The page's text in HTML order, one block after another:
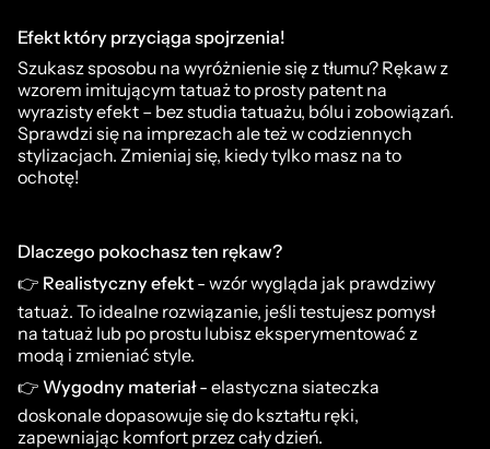
Efekt który przyciąga spojrzenia!
Szukasz sposobu na wyróżnienie się z tłumu? Rękaw z
wzorem imitującym tatuaż to prosty patent na
wyrazisty efekt – bez studia tatuażu, bólu i zobowiązań.
Sprawdzi się na imprezach ale też w codziennych
stylizacjach. Zmieniaj się, kiedy tylko masz na to
ochotę!
Dlaczego pokochasz ten rękaw?
👉 Realistyczny efekt - wzór wygląda jak prawdziwy
tatuaż. To idealne rozwiązanie, jeśli testujesz pomysł
na tatuaż lub po prostu lubisz eksperymentować z
modą i zmieniać style.
👉 Wygodny materiał- elastyczna siateczka
doskonale dopasowuje się do kształtu ręki,
zapewniając komfort przez cały dzień.